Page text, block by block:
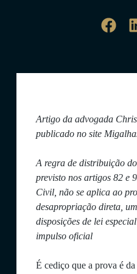
Artigo da advogada
publicado no site
A regra de distribuição
previsto nos artigos 82 e
Civil, não se aplica ao
desapropriação direta,
disposições de lei
impulso oficial
É cediço que a prova é